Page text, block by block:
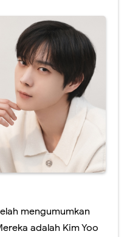
mengumumkan
adalah Kim Yoo